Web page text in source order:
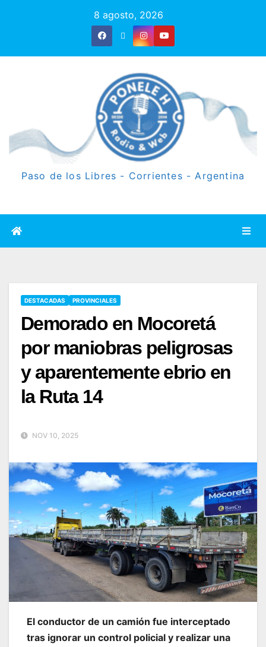
8 agosto, 2026
Paso de los Libres - Corrientes - Argentina
DESTACADAS PROVINCIALES
Demorado en Mocoretá
por maniobras peligrosas
y aparentemente ebrio en
la Ruta 14
NOV 10, 2025
El conductor de un camión fue interceptado
tras ignorar un control policial y realizar una